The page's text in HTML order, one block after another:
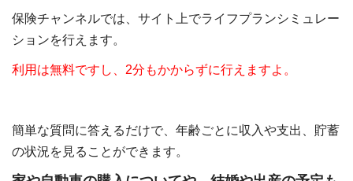
保険チャンネルでは、サイト上でライフプランシミュレー
ションを行えます。
利用は無料ですし、2分もかからずに行えますよ。
簡単な質問に答えるだけで、年齢ごとに収入や支出、貯蓄
の状況を見ることができます。